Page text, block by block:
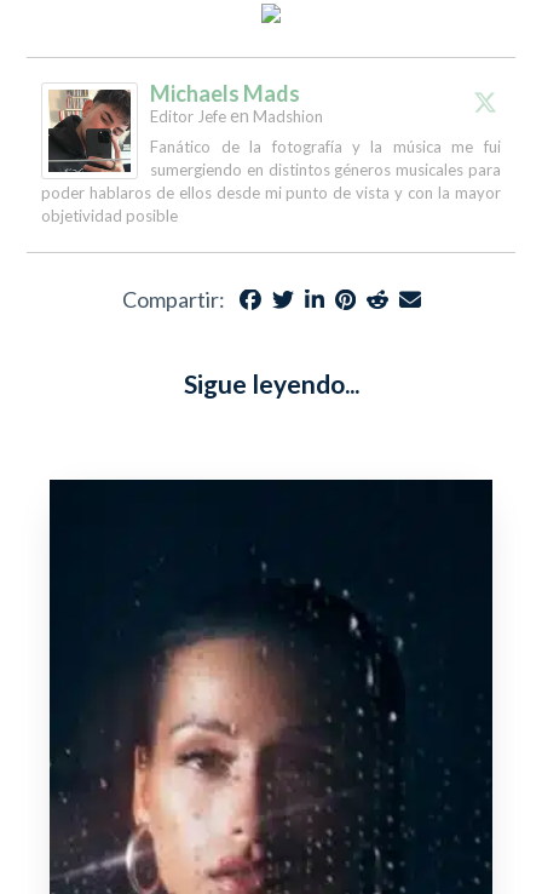
Michaels Mads
Editor Jefe en Madshion
Fanático de la fotografía y la música me fui
sumergiendo en distintos géneros musicales para
poder hablaros de ellos desde mi punto de vista y con la mayor
objetividad posible
Compartir:
Sigue leyendo...